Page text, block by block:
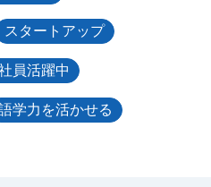
スタートアップ
員活躍中
学力を活かせる